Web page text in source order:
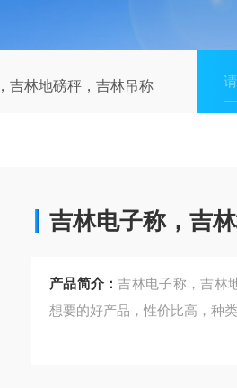
吉林地磅秤，吉林吊称
吉林电子称，吉
产品简介：吉林电子称，吉林
想要的好产品，性价比高，种